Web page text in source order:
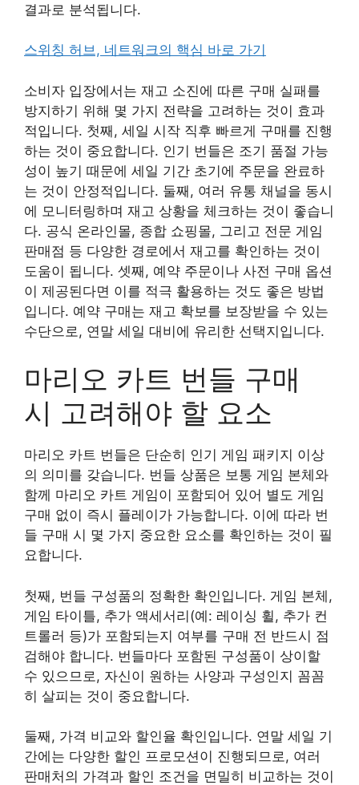
결과로 분석됩니다.
스위칭 허브, 네트워크의 핵심 바로 가기
소비자 입장에서는 재고 소진에 따른 구매 실패를
방지하기 위해 몇 가지 전략을 고려하는 것이 효과
적입니다. 첫째, 세일 시작 직후 빠르게 구매를 진행
하는 것이 중요합니다. 인기 번들은 조기 품절 가능
성이 높기 때문에 세일 기간 초기에 주문을 완료하
는 것이 안정적입니다. 둘째, 여러 유통 채널을 동시
에 모니터링하며 재고 상황을 체크하는 것이 좋습니
다. 공식 온라인몰, 종합 쇼핑몰, 그리고 전문 게임
판매점 등 다양한 경로에서 재고를 확인하는 것이
도움이 됩니다. 셋째, 예약 주문이나 사전 구매 옵션
이 제공된다면 이를 적극 활용하는 것도 좋은 방법
입니다. 예약 구매는 재고 확보를 보장받을 수 있는
수단으로, 연말 세일 대비에 유리한 선택지입니다.
마리오 카트 번들 구매
시 고려해야 할 요소
마리오 카트 번들은 단순히 인기 게임 패키지 이상
의 의미를 갖습니다. 번들 상품은 보통 게임 본체와
함께 마리오 카트 게임이 포함되어 있어 별도 게임
구매 없이 즉시 플레이가 가능합니다. 이에 따라 번
들 구매 시 몇 가지 중요한 요소를 확인하는 것이 필
요합니다.
첫째, 번들 구성품의 정확한 확인입니다. 게임 본체,
게임 타이틀, 추가 액세서리(예: 레이싱 휠, 추가 컨
트롤러 등)가 포함되는지 여부를 구매 전 반드시 점
검해야 합니다. 번들마다 포함된 구성품이 상이할
수 있으므로, 자신이 원하는 사양과 구성인지 꼼꼼
히 살피는 것이 중요합니다.
둘째, 가격 비교와 할인율 확인입니다. 연말 세일 기
간에는 다양한 할인 프로모션이 진행되므로, 여러
판매처의 가격과 할인 조건을 면밀히 비교하는 것이